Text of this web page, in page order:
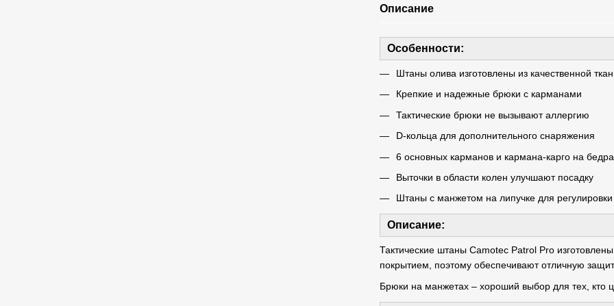
Описание
Особенности:
Штаны олива изготовлены из качественной
Крепкие и надежные брюки с карманами
Тактические брюки не вызывают аллергию
D-кольца для дополнительного снаряжения
6 основных карманов и кармана-карго на
Выточки в области колен улучшают посадку
Штаны с манжетом на липучке для
Описание:
Тактические штаны Camotec Patrol Pro
покрытием, поэтому обеспечивают отличную
Брюки на манжетах – хороший выбор для тех, кто